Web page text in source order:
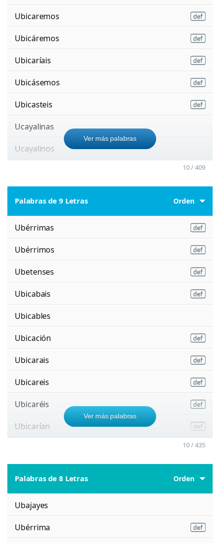
Ubicaremos
Ubicáremos
Ubicaríais
Ubicásemos
Ubicasteis
Ucayalinas
Ucayalinos
Ver más palabras
10 / 409
Palabras de 9 Letras Orden
Ubérrimas
Ubérrimos
Ubetenses
Ubicabais
Ubicables
Ubicación
Ubicarais
Ubicareis
Ubicaréis
Ubicarían
Ver más palabras
10 / 435
Palabras de 8 Letras Orden
Ubajayes
Ubérrima